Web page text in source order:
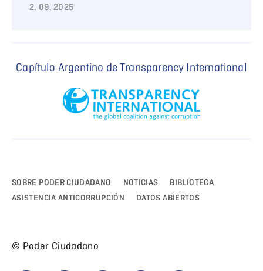
2. 09. 2025
Capítulo Argentino de Transparency International
SOBRE PODER CIUDADANO NOTICIAS
BIBLIOTECA
ASISTENCIA ANTICORRUPCIÓN
DATOS ABIERTOS
© Poder Ciudadano